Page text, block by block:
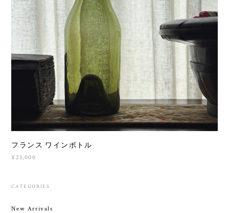
フランス ワインボトル
¥23,000
CATEGORIES
New Arrivals